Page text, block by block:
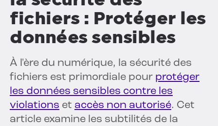
fichiers : Protéger les
données sensibles
À l'ère du numérique, la sécurité des
fichiers est primordiale pour protéger
les données sensibles contre les
violations et accès non autorisé. Cet
article examine les subtilités de la